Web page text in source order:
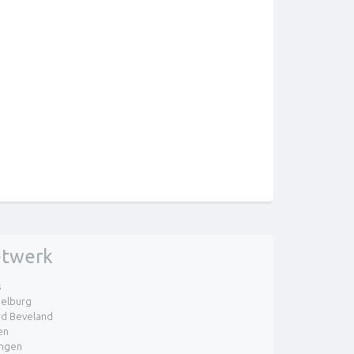
Beveland